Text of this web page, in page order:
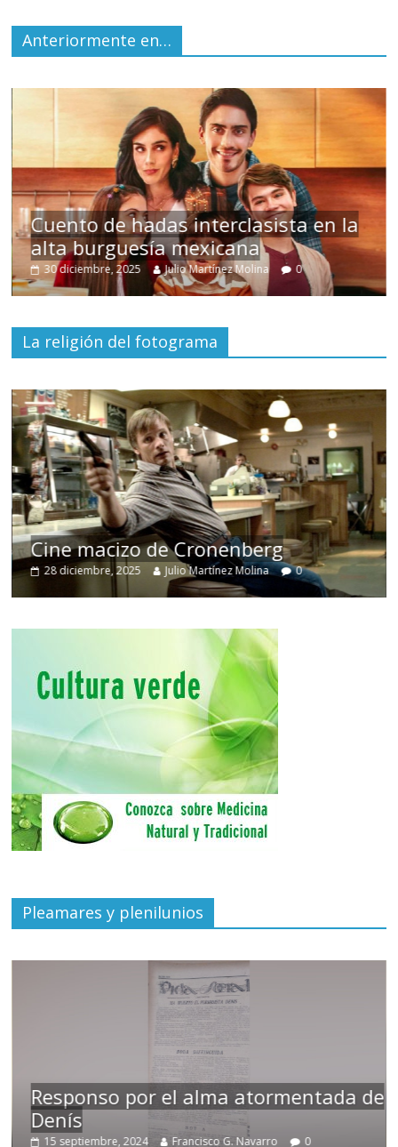
Anteriormente en…
Cuento de hadas interclasista en la
alta burguesía mexicana
30 diciembre, 2025 Julio Martínez Molina 0
La religión del fotograma
Cine macizo de Cronenberg
28 diciembre, 2025 Julio Martínez Molina 0
Pleamares y plenilunios
Responso por el alma atormentada de
Denís
15 septiembre, 2024 Francisco G. Navarro 0